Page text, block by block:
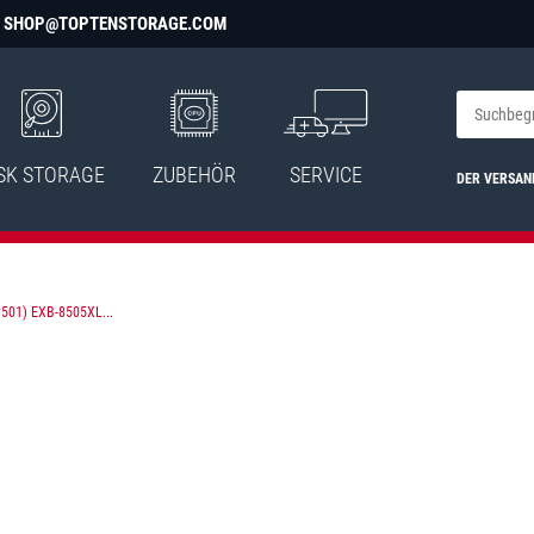
SHOP@TOPTENSTORAGE.COM
STORAGE ZUBEHÖR SERVICE DER
EXB-8505XL...